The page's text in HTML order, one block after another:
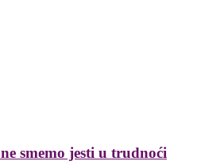
smemo jesti u trudnoći